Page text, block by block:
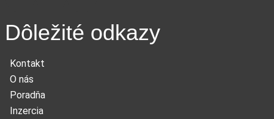
Dôležité odkazy
Kontakt
O nás
Poradňa
Inzercia